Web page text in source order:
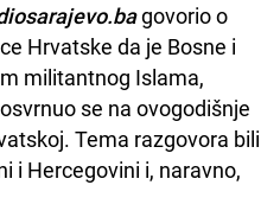
govorio o
Hrvatske da je Bosne i
militantnog Islama,
se na ovogodišnje
Tema razgovora bili
i Hercegovini i, naravno,